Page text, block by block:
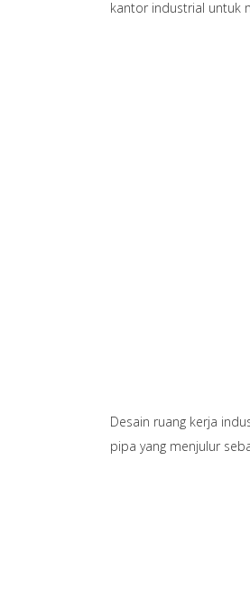
kantor industrial untuk
Desain ruang kerja
pipa yang menjulur